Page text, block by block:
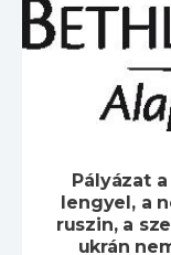
Pályázat
lengyel, a
ruszin, a
ukrán